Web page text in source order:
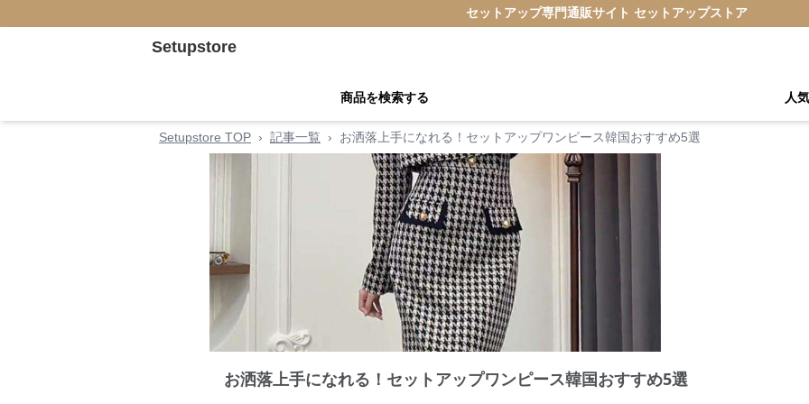
セットアップ専門通販サイト セットアップストア
Setupstore
商品を検索する 人
Setupstore TOP › 記事一覧 › お洒落上手になれる！セットアップワンピース韓国おすすめ5選
お洒落上手になれる！セットアップワンピース韓国おすすめ5選